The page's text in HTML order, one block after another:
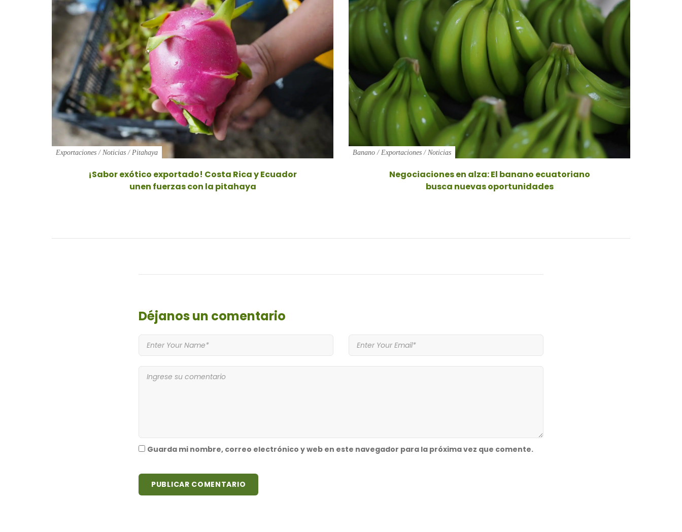
Exportaciones/Noticias/Pitahaya
¡Sabor exótico exportado! Costa Rica y Ecuador
unen fuerzas con la pitahaya
Banano/Exportaciones/Noticias
Negociaciones en alza: El banano ecuatoriano
busca nuevas oportunidades
Déjanosun comentario
Guarda mi nombre, correo electrónico y web en este navegador para la próxima vez que comente.